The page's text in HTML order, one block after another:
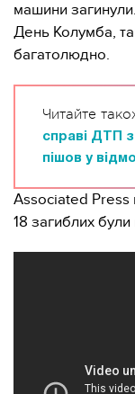
машини
День Колумба,
багатолюдно.
Читайте
справі ДТП
пішов у
Associated
18 загиблих